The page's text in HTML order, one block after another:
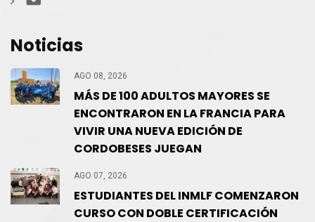
Noticias
AGO 08, 2026
MÁS DE 100 ADULTOS MAYORES SE
ENCONTRARON EN LA FRANCIA PARA
VIVIR UNA NUEVA EDICIÓN DE
CORDOBESES JUEGAN
AGO 07, 2026
ESTUDIANTES DEL INMLF COMENZARON
CURSO CON DOBLE CERTIFICACIÓN